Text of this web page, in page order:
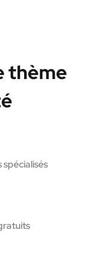
thème